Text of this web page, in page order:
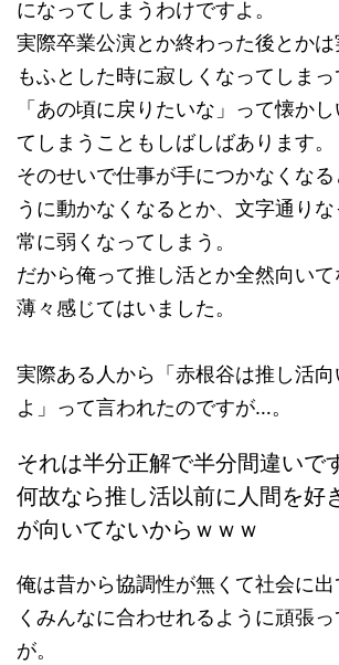
になってしまうわけですよ。
実際卒業公演とか終わった後とか
もふとした時に寂しくなってしまっ
「あの頃に戻りたいな」って懐か
てしまうこともしばしばあります。
そのせいで仕事が手につかなくなる
うに動かなくなるとか、文字通り
常に弱くなってしまう。
だから俺って推し活とか全然向い
薄々感じてはいました。
実際ある人から「赤根谷は推し活向
よ」って言われたのですが…。
それは半分正解で半分間違いで
何故なら推し活以前に人間を好
が向いてないからｗｗｗ
俺は昔から協調性が無くて社会に
くみんなに合わせれるように頑張
が。